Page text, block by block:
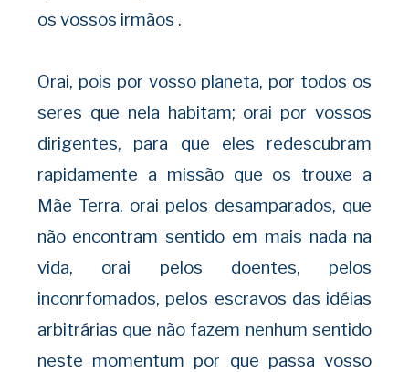
os vossos irmãos .
Orai, pois por vosso planeta, por todos os
seres que nela habitam; orai por vossos
dirigentes, para que eles redescubram
rapidamente a missão que os trouxe a
Mãe Terra, orai pelos desamparados, que
não encontram sentido em mais nada na
vida, orai pelos doentes, pelos
inconrfomados, pelos escravos das idéias
arbitrárias que não fazem nenhum sentido
neste momentum por que passa vosso